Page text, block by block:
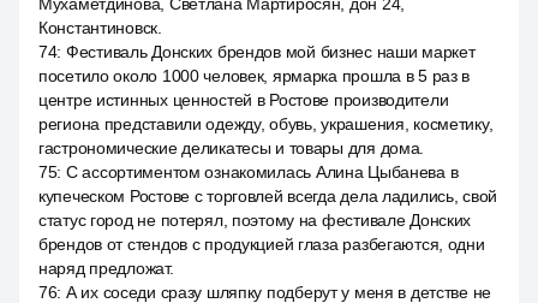
Константиновск.
74: Фестиваль Донских брендов мой бизнес наши маркет
посетило около 1000 человек, ярмарка прошла в 5 раз в
центре истинных ценностей в Ростове производители
региона представили одежду, обувь, украшения, косметику,
гастрономические деликатесы и товары для дома.
75: С ассортиментом ознакомилась Алина Цыбанева в
купеческом Ростове с торговлей всегда дела ладились, свой
статус город не потерял, поэтому на фестивале Донских
брендов от стендов с продукцией глаза разбегаются, одни
наряд предложат.
76: А их соседи сразу шляпку подберут у меня в детстве не